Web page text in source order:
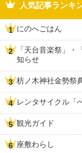
人気記事ランキ
にのへごはん
「天台音楽祭」
知らせ
枋ノ木神社金勢祭
レンタサイクル「
観光ガイド
座敷わらし